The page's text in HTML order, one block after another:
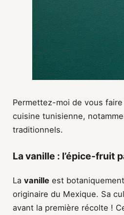
Permettez-moi de vous
cuisine tunisienne,
traditionnels.
La vanille : l’épice-fruit
La vanille est
originaire du Mexique. Sa
avant la première récolte !